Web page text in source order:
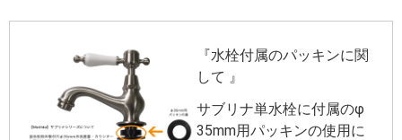
『水栓付属のパッキンに関
して 』
サブリナ単水栓に付属のφ
35mm用パッキンの使用に